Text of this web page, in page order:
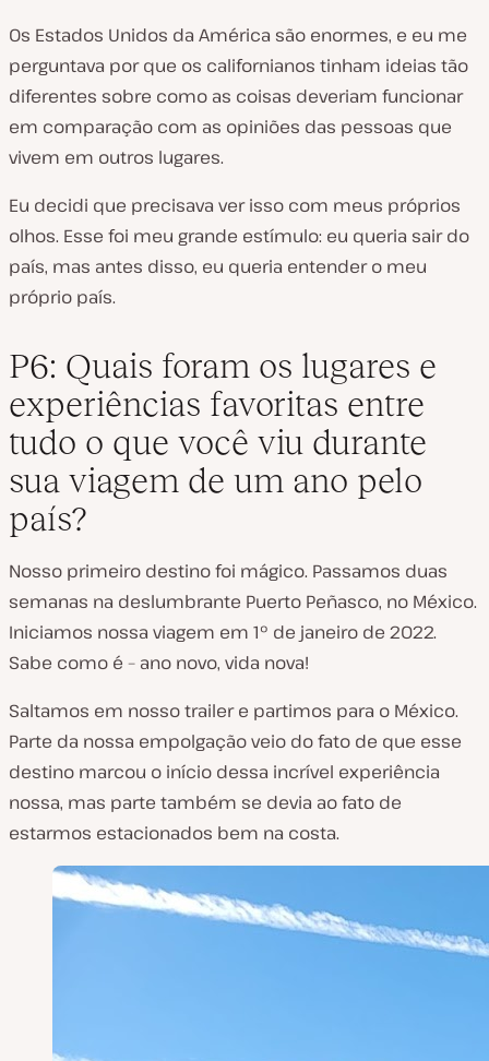
Os Estados Unidos da América são enormes, e eu me
perguntava por que os californianos tinham ideias tão
diferentes sobre como as coisas deveriam funcionar
em comparação com as opiniões das pessoas que
vivem em outros lugares.
Eu decidi que precisava ver isso com meus próprios
olhos. Esse foi meu grande estímulo: eu queria sair do
país, mas antes disso, eu queria entender o meu
próprio país.
P6: Quais foram os lugares e
experiências favoritas entre
tudo o que você viu durante
sua viagem de um ano pelo
país?
Nosso primeiro destino foi mágico. Passamos duas
semanas na deslumbrante Puerto Peñasco, no México.
Iniciamos nossa viagem em 1º de janeiro de 2022.
Sabe como é – ano novo, vida nova!
Saltamos em nosso trailer e partimos para o México.
Parte da nossa empolgação veio do fato de que esse
destino marcou o início dessa incrível experiência
nossa, mas parte também se devia ao fato de
estarmos estacionados bem na costa.